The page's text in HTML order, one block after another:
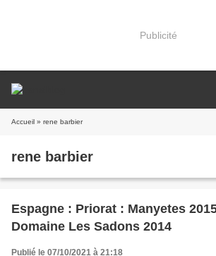
Publicité
Accueil » rene barbier
rene barbier
Espagne : Priorat : Manyetes
Domaine Les Sadons 2014
Publié le 07/10/2021 à 21:18